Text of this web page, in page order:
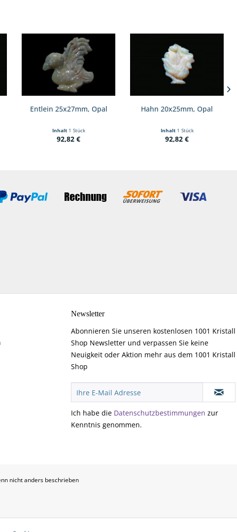
Entlein 25x27mm, Opal
Inhalt 1 Stück
92,82 €
Hahn 20x25mm, Opal
Inhalt 1 Stück
92,82 €
Newsletter
Abonnieren Sie unseren kostenlosen 1001 Kristall
Shop Newsletter und verpassen Sie keine
Neuigkeit oder Aktion mehr aus dem 1001 Kristall
Shop
Ich habe die Datenschutzbestimmungen zur
Kenntnis genommen.
nicht anders beschrieben